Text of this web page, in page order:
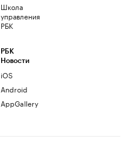
Школа
управления
РБК
РБК
Новости
iOS
Android
AppGallery